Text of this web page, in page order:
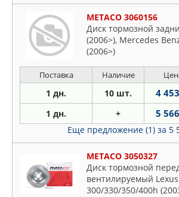
METACO 3060156
Диск тормозной
(2006>), Mercedes
(2006>)
Поставка Наличие
1 дн. 10 шт. 4
1 дн. + 5
Еще предложение (1) за 5
METACO 3050327
Диск тормозной
вентилируемый Lexus
300/330/350/400h